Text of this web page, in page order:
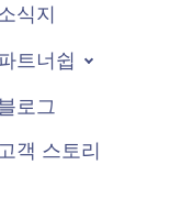
식지
트너쉽
로그
객 스토리